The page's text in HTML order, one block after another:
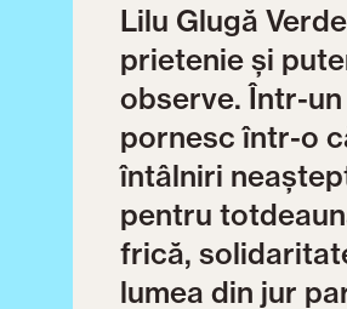
Lilu Glugă
prietenie și
observe. Într-
pornesc într-o
întâlniri
pentru
frică,
lumea din jur